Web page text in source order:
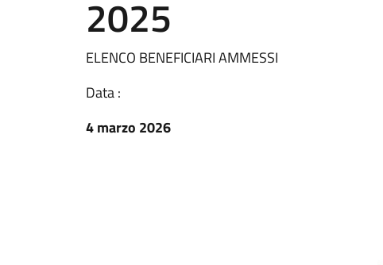
2025
ELENCO BENEFICIARI AMMESSI
Data :
4 marzo 2026